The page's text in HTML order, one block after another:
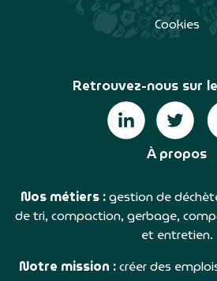
Cookies
Retrouvez-nous sur
À propos
Nos métiers :gestion de
de tri, compaction, gerbage,
et entretien.
Notre mission :créer des